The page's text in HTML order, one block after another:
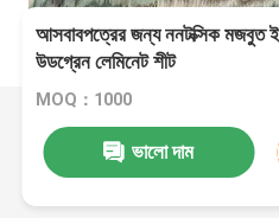
আসবাবপত্রের জন্য ননটক্সিক মজবুত
উডগ্রেন লেমিনেট শীট
MOQ：1000
ভালো দাম